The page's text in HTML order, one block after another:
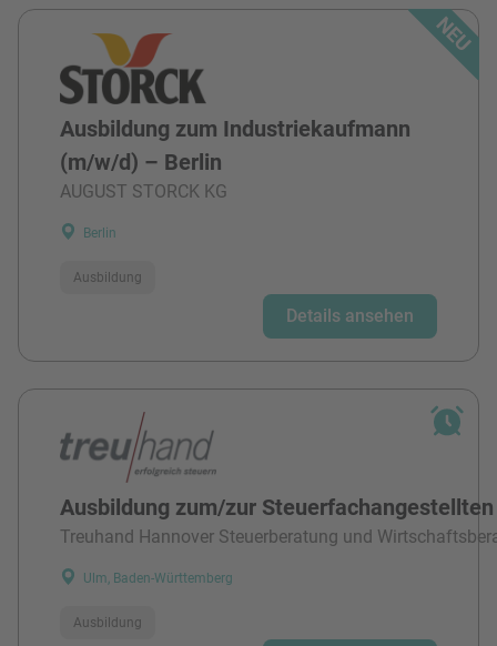
Ausbildung zum Industriekaufmann
(m/w/d) – Berlin
AUGUST STORCK KG
Berlin
Ausbildung
Details ansehen
Ausbildung zum/zur
Treuhand Hannover Steuerberatung und
Ulm, Baden-Württemberg
Ausbildung